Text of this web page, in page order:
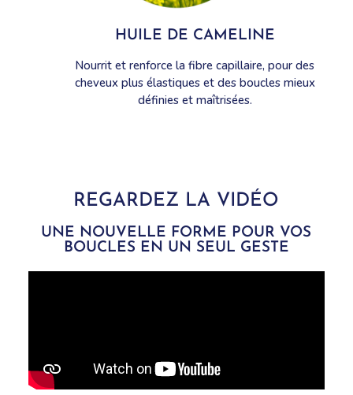
HUILE DE CAMELINE
Nourrit et renforce la fibre capillaire, pour des
cheveux plus élastiques et des boucles mieux
définies et maîtrisées.
REGARDEZ LA VIDÉO
UNE NOUVELLE FORME POUR VOS
BOUCLES EN UN SEUL GESTE